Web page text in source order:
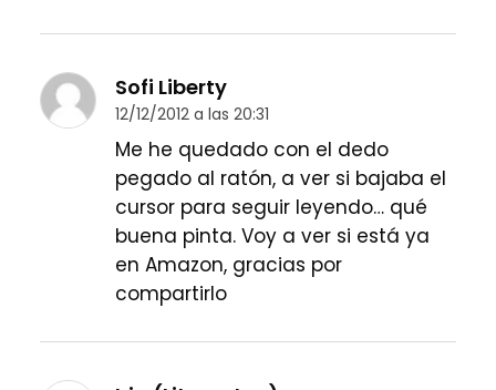
Sofi Liberty
12/12/2012 a las 20:31
Me he quedado con el dedo
pegado al ratón, a ver si bajaba el
cursor para seguir leyendo… qué
buena pinta. Voy a ver si está ya
en Amazon, gracias por
compartirlo